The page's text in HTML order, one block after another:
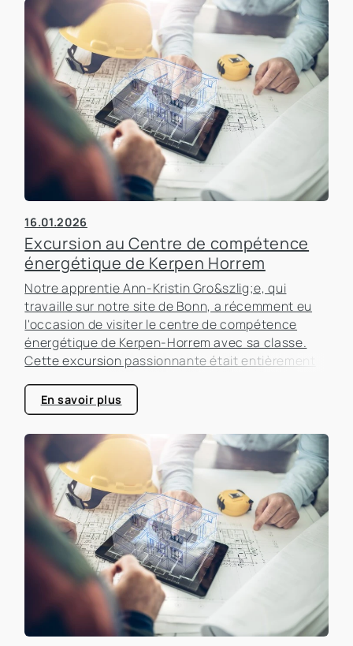
16.01.2026
Excursion au Centre de compétence
énergétique de Kerpen Horrem
Notre apprentie Ann-Kristin Gro&szlig;e, qui
travaille sur notre site de Bonn, a récemment eu
l'occasion de visiter le centre de compétence
énergétique de Kerpen-Horrem avec sa classe.
Cette excursion passionnante était entièrement
bâtiments, un sujet qui prend de plus en plus
d'importance dans le secteur immobilier.
En savoir plus